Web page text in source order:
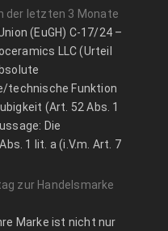
der letzten 3 Monate
(EuGH) C‑17/24 –
LLC (Urteil
technische Funktion
(Art. 52 Abs. 1
Die
1 lit. a (i.V.m. Art. 7
zur Handelsmarke
Marke ist nicht nur